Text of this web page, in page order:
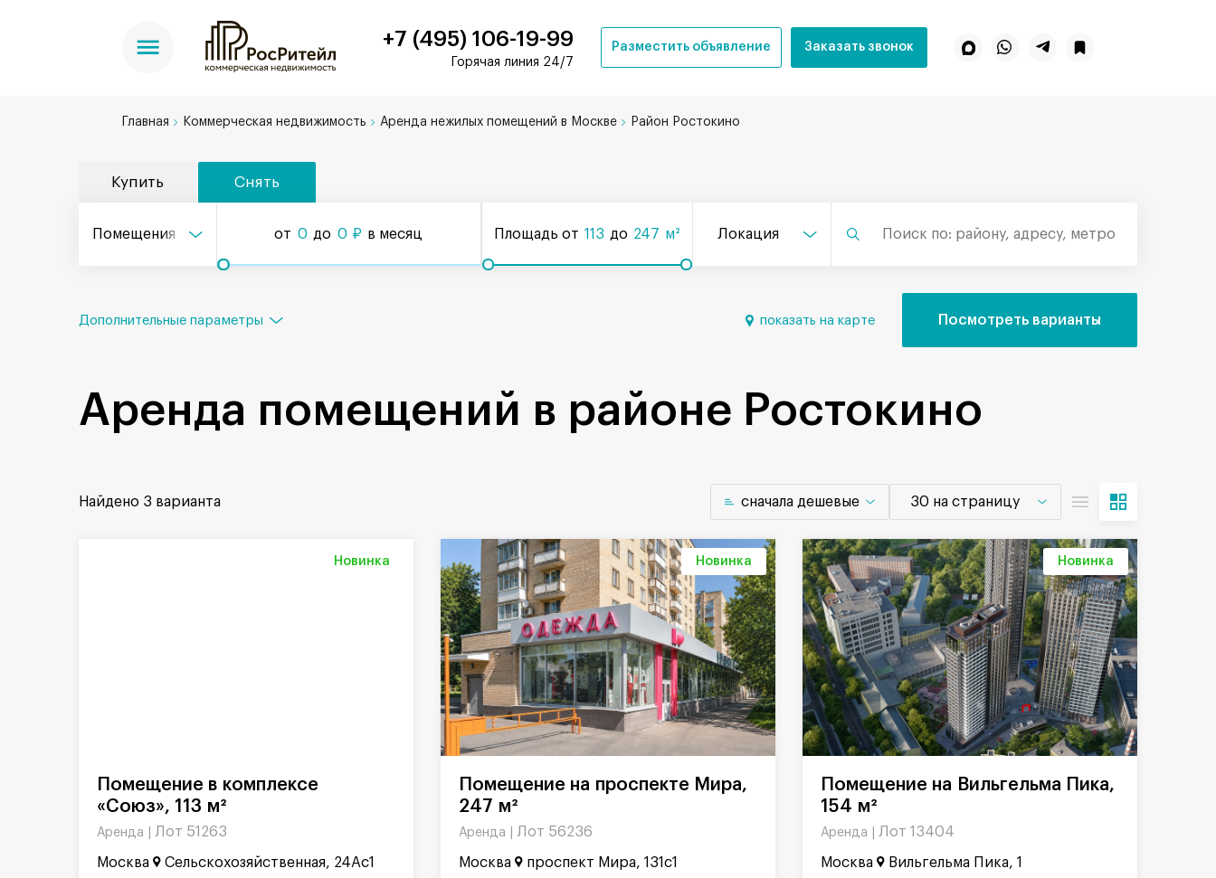
+7 (495) 106-19-99
Горячая линия 24/7
Разместить объявление Заказать звонок
Главная Коммерческая недвижимость Аренда нежилых помещений в Москве Район Ростокино
Купить Снять
Помещения от 0 до 0 ₽ в месяц Площадь от 113 до 247 м² Локация
Дополнительные параметры показать на карте Посмотреть варианты
Аренда помещений в районе Ростокино
Найдено 3 варианта cначала дешевые 30 на страницу
Новинка
«Союз», 113 м²
Аренда | Лот 51263
Москва Сельскохозяйственная, 24Ас1
Новинка
247 м²
Аренда | Лот 56236
Москва проспект Мира, 131с1
Новинка
154 м²
Аренда | Лот 13404
Москва Вильгельма Пика, 1